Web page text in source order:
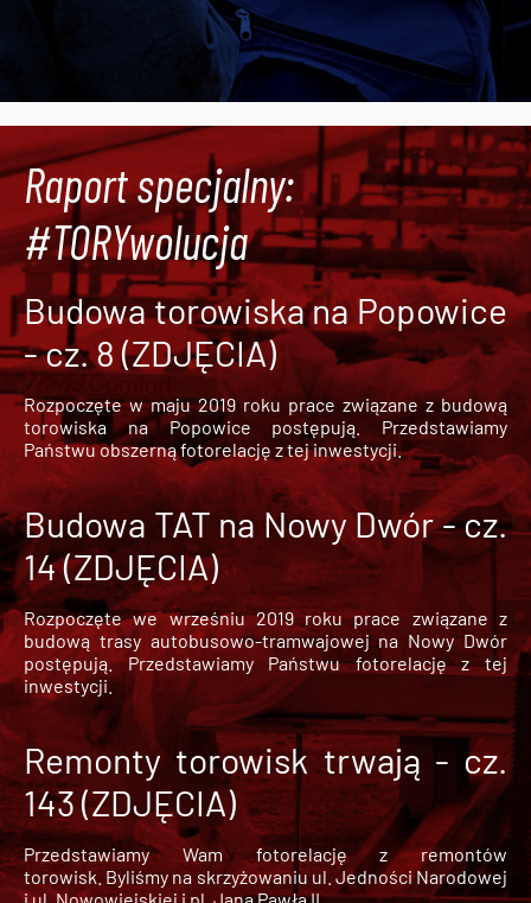
Raport specjalny:
#TORYwolucja
Budowa torowiska na Popowice
- cz. 8 (ZDJĘCIA)
Rozpoczęte w maju 2019 roku prace związane z budową
torowiska na Popowice
postępują. Przedstawiamy
Państwu obszerną fotorelację z tej inwestycji.
Budowa TAT na Nowy Dwór - cz.
14 (ZDJĘCIA)
Rozpoczęte we wrześniu 2019 roku prace związane z
budową trasy autobusowo-tramwajowej na Nowy Dwór
postępują. Przedstawiamy Państwu fotorelację z tej
inwestycji.
Remonty torowisk trwają - cz.
143 (ZDJĘCIA)
Przedstawiamy Wam fotorelację z remontów
torowisk. Byliśmy na skrzyżowaniu ul. Jedności Narodowej